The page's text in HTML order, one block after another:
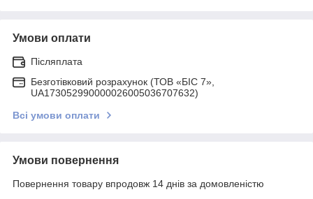
Умови оплати
Післяплата
Безготівковий розрахунок (ТОВ «БІС 7»,
UA173052990000026005036707632)
Всі умови оплати
Умови повернення
Повернення товару впродовж 14 днів за домовленістю